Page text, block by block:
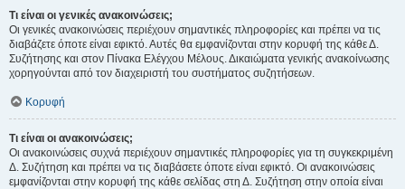
Τι είναι οι γενικές ανακοινώσεις;
Οι γενικές ανακοινώσεις περιέχουν σημαντικές πληροφορίες και πρέπει να τις
διαβάζετε όποτε είναι εφικτό. Αυτές θα εμφανίζονται στην κορυφή της κάθε Δ.
Συζήτησης και στον Πίνακα Ελέγχου Μέλους. Δικαιώματα γενικής ανακοίνωσης
χορηγούνται από τον διαχειριστή του συστήματος συζητήσεων.
Κορυφή
Τι είναι οι ανακοινώσεις;
Οι ανακοινώσεις συχνά περιέχουν σημαντικές πληροφορίες για τη συγκεκριμένη
Δ. Συζήτηση και πρέπει να τις διαβάσετε όποτε είναι εφικτό. Οι ανακοινώσεις
εμφανίζονται στην κορυφή της κάθε σελίδας στη Δ. Συζήτηση στην οποία είναι